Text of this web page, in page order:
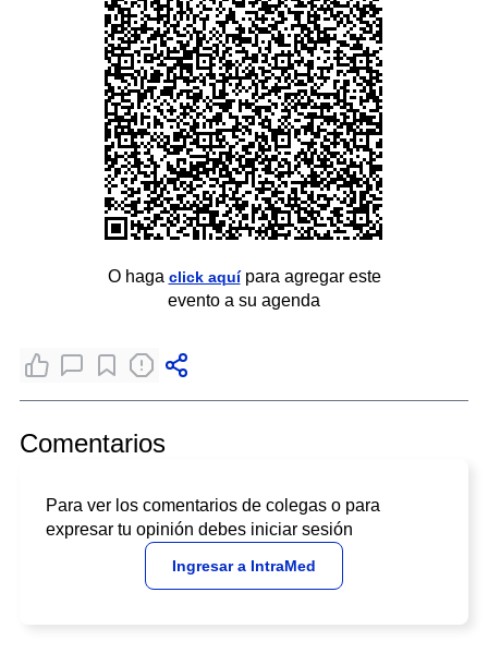
O haga click aquípara agregar este
evento a su agenda
Comentarios
Para ver los comentarios de colegas o para
expresar tu opinión debes iniciar sesión
Ingresar a IntraMed